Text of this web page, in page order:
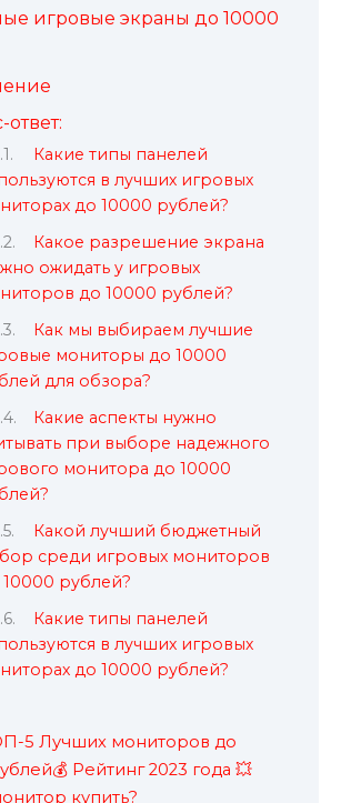
игровые экраны до 10000
ответ:
Какие типы панелей
в лучших игровых
до 10000 рублей?
Какое разрешение экрана
ожидать у игровых
до 10000 рублей?
Как мы выбираем лучшие
мониторы до 10000
для обзора?
Какие аспекты нужно
при выборе надежного
монитора до 10000
Какой лучший бюджетный
среди игровых мониторов
рублей?
Какие типы панелей
в лучших игровых
до 10000 рублей?
5 Лучших мониторов до
Рейтинг 2023 года 💥
купить?